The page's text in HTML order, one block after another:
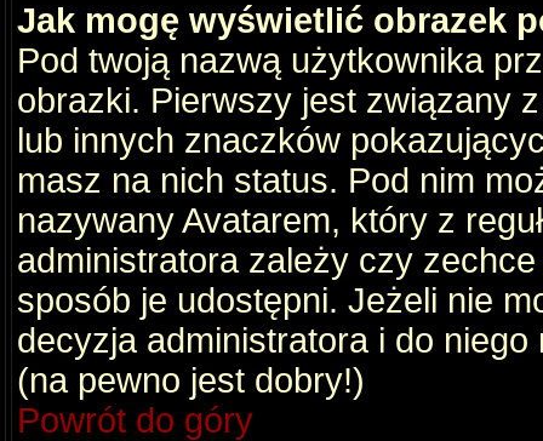
Jak mogę wyświetlić obrazek
Pod twoją nazwą użytkownika
obrazki. Pierwszy jest związany
lub innych znaczków
masz na nich status. Pod nim
nazywany Avatarem, który z
administratora zależy czy
sposób je udostępni. Jeżeli nie
decyzja administratora i do
(na pewno jest dobry!)
Powrót do góry